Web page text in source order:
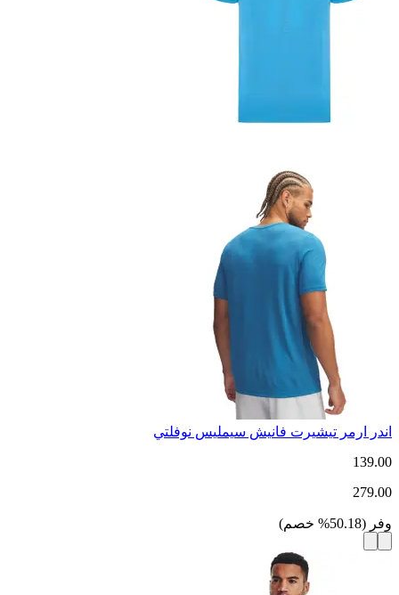
اندر ارمر تيشيرت فانيش سيمليس نوفلتي
139.00
279.00
وفر (
50.18
% خصم)